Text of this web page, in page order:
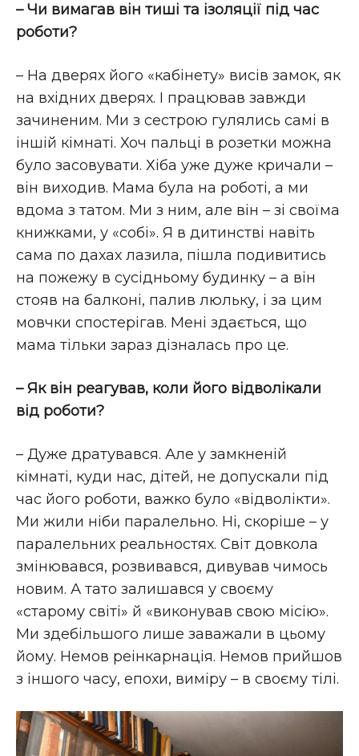
– Чи вимагав він тиші та ізоляції під час
роботи?
– На дверях його «кабінету» висів замок, як
на вхідних дверях. І працював завжди
зачиненим. Ми з сестрою гулялись самі в
іншій кімнаті. Хоч пальці в розетки можна
було засовувати. Хіба уже дуже кричали –
він виходив. Мама була на роботі, а ми
вдома з татом. Ми з ним, але він – зі своїма
книжками, у «собі». Я в дитинстві навіть
сама по дахах лазила, пішла подивитись
на пожежу в сусідньому будинку – а він
стояв на балконі, палив люльку, і за цим
мовчки спостерігав. Мені здається, що
мама тільки зараз дізналась про це.
– Як він реагував, коли його відволікали
від роботи?
– Дуже дратувався. Але у замкненій
кімнаті, куди нас, дітей, не допускали під
час його роботи, важко було «відволікти».
Ми жили ніби паралельно. Ні, скоріше – у
паралельних реальностях. Світ довкола
змінювався, розвивався, дивував чимось
новим. А тато залишався у своєму
«старому світі» й «виконував свою місію».
Ми здебільшого лише заважали в цьому
йому. Немов реінкарнація. Немов прийшов
з іншого часу, епохи, виміру – в своєму тілі.